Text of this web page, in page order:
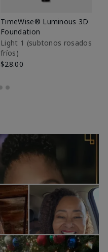
TimeWise® Luminous 3D
Foundation
Light 1​ (subtonos rosados
fríos)
$28.00